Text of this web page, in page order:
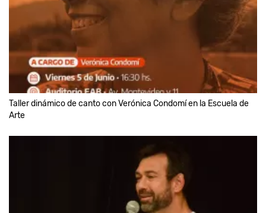
Taller dinámico de canto con Verónica Condomí en la Escuela de
Arte